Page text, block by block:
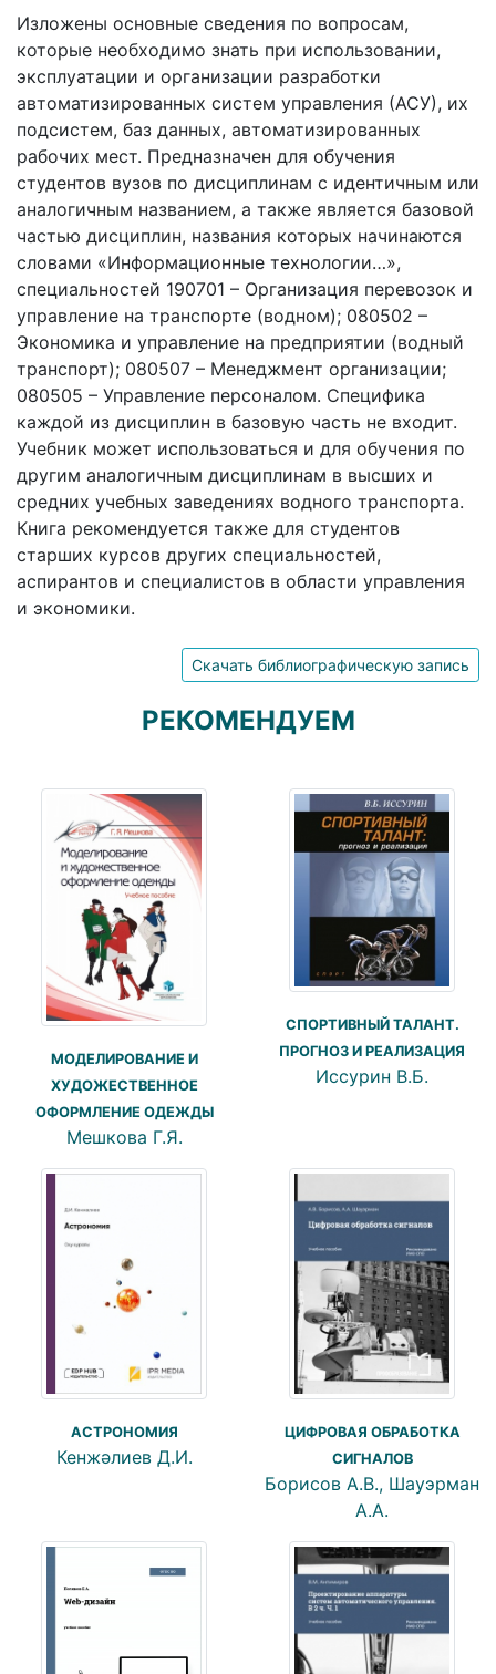
Изложены основные сведения по вопросам,
которые необходимо знать при использовании,
эксплуатации и организации разработки
автоматизированных систем управления (АСУ), их
подсистем, баз данных, автоматизированных
рабочих мест. Предназначен для обучения
студентов вузов по дисциплинам с идентичным или
аналогичным названием, а также является базовой
частью дисциплин, названия которых начинаются
словами «Информационные технологии…»,
специальностей 190701 – Организация перевозок и
управление на транспорте (водном); 080502 –
Экономика и управление на предприятии (водный
транспорт); 080507 – Менеджмент организации;
080505 – Управление персоналом. Специфика
каждой из дисциплин в базовую часть не входит.
Учебник может использоваться и для обучения по
другим аналогичным дисциплинам в высших и
средних учебных заведениях водного транспорта.
Книга рекомендуется также для студентов
старших курсов других специальностей,
аспирантов и специалистов в области управления
и экономики.
Скачать библиографическую запись
РЕКОМЕНДУЕМ
МОДЕЛИРОВАНИЕ И
ХУДОЖЕСТВЕННОЕ
ОФОРМЛЕНИЕ ОДЕЖДЫ
Мешкова Г.Я.
СПОРТИВНЫЙ ТАЛАНТ.
ПРОГНОЗ И РЕАЛИЗАЦИЯ
Иссурин В.Б.
АСТРОНОМИЯ
Кенжәлиев Д.И.
ЦИФРОВАЯ ОБРАБОТКА
СИГНАЛОВ
Борисов А.В., Шауэрман
А.А.